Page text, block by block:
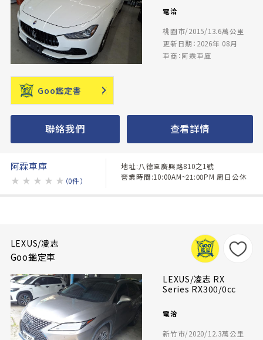
電洽
桃園市/2015/13.6萬公里
更新日期：2026年 08月
車商：阿霖車庫
Goo鑑定書
聯絡我們 查看詳情
阿霖車庫
★ ★ ★ ★ ★ （0件）
地址:八德區廣興路810之1號
營業時間:10:00AM~21:00PM 周日公休
LEXUS/凌志
Goo鑑定車
LEXUS/凌志 RX
Series RX300/0cc
電洽
新竹市/2020/12.3萬公里